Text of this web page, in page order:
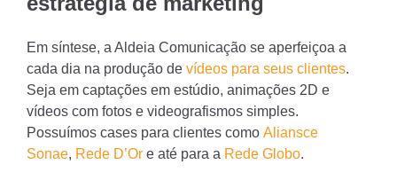
Em síntese, a Aldeia Comunicação se aperfeiçoa a
cada dia na produção de vídeos para seus clientes.
Seja em captações em estúdio, animações 2D e
vídeos com fotos e videografismos simples.
Possuímos cases para clientes como Aliansce
Sonae, Rede D’Or e até para a Rede Globo.